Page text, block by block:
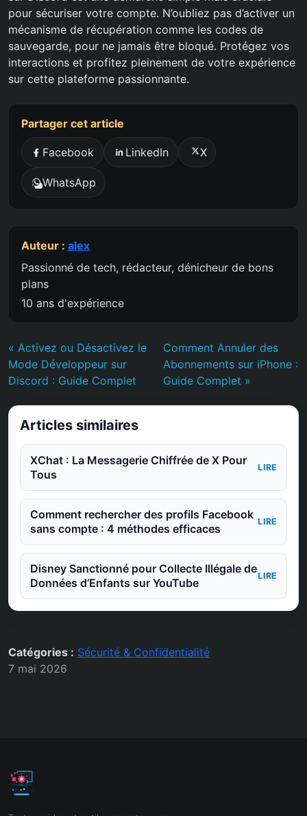
pour sécuriser votre compte. N’oubliez pas d’activer un
mécanisme de récupération comme les codes de
sauvegarde, pour ne jamais être bloqué. Protégez vos
interactions et profitez pleinement de votre expérience
sur cette plateforme passionnante.
Partager cet article
Facebook LinkedIn X
WhatsApp
Auteur : alex
Passionné de tech, rédacteur, dénicheur de bons
plans
10 ans d'expérience
« Activez ou Désactivez le
Mode Développeur sur
Discord : Guide Complet
Comment Annuler des
Abonnements sur iPhone :
Guide Complet »
Articles similaires
XChat : La Messagerie Chiffrée de X Pour
Tous
LIRE
Comment rechercher des profils Facebook
sans compte : 4 méthodes efficaces
LIRE
Disney Sanctionné pour Collecte Illégale de
Données d’Enfants sur YouTube
LIRE
Catégories : Sécurité & Confidentialité
7 mai 2026